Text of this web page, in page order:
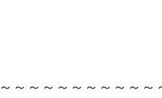
～～～～～～～～～～